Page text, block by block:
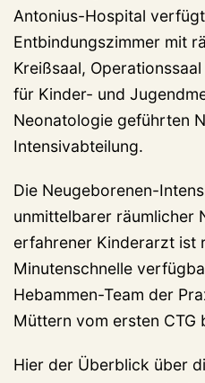
Antonius-Hospital
Entbindungszimmer mit
Kreißsaal,
für Kinder- und
Neonatologie geführten
Intensivabteilung.
Die Neugeborenen-
unmittelbarer räumlicher
erfahrener Kinderarzt ist
Minutenschnelle
Hebammen-Team der
Müttern vom ersten CTG
Hier der Überblick über